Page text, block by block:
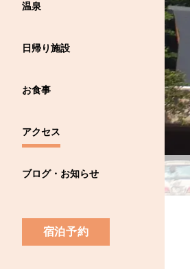
温泉
日帰り施設
お食事
アクセス
ブログ・お知らせ
宿泊予約